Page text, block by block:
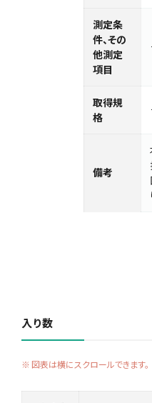
測定条
件、その
他測定
項目
取得規
格
備考
入り数
図表は横にスクロールできます。